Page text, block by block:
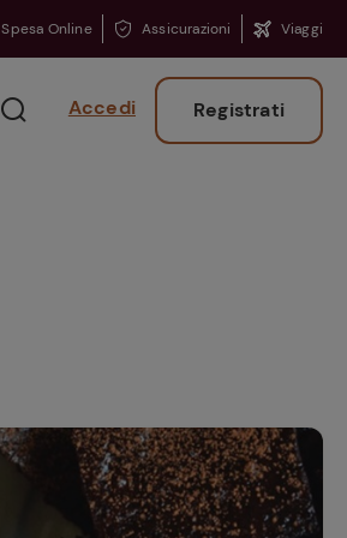
Spesa Online Assicurazioni Viaggi
Accedi Registrati
Ritorno sui banchi?
Consigli per ritrovare
la concentrazione